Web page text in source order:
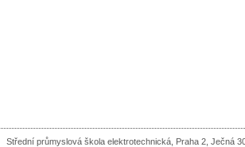
Střední průmyslová škola elektrotechnická, Praha 2, Ječná